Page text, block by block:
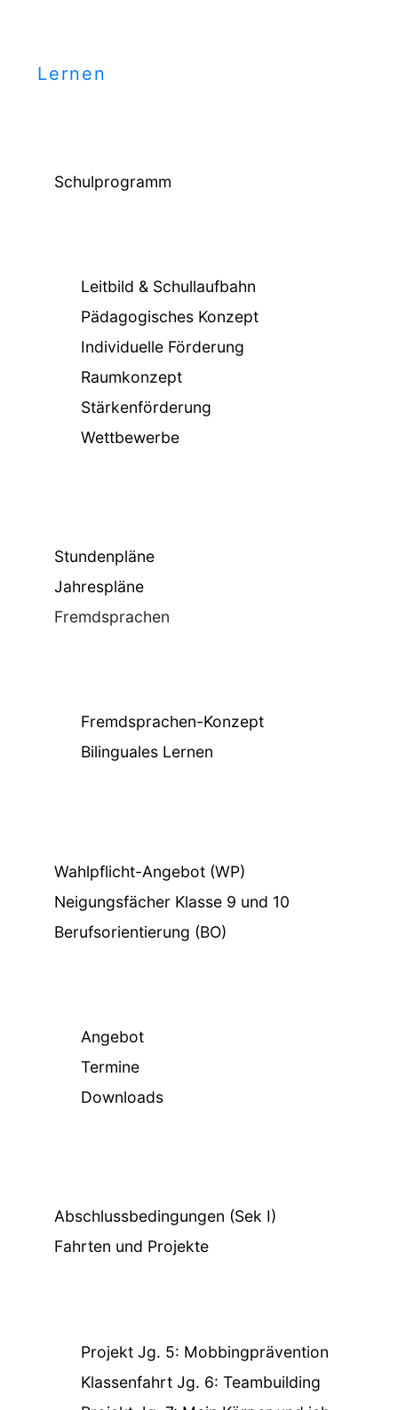
Lernen
Schulprogramm
Leitbild & Schullaufbahn
Pädagogisches Konzept
Individuelle Förderung
Raumkonzept
Stärkenförderung
Wettbewerbe
Stundenpläne
Jahrespläne
Fremdsprachen
Fremdsprachen-Konzept
Bilinguales Lernen
Wahlpflicht-Angebot (WP)
Neigungsfächer Klasse 9 und 10
Berufsorientierung (BO)
Angebot
Termine
Downloads
Abschlussbedingungen (Sek I)
Fahrten und Projekte
Projekt Jg. 5: Mobbingprävention
Klassenfahrt Jg. 6: Teambuilding